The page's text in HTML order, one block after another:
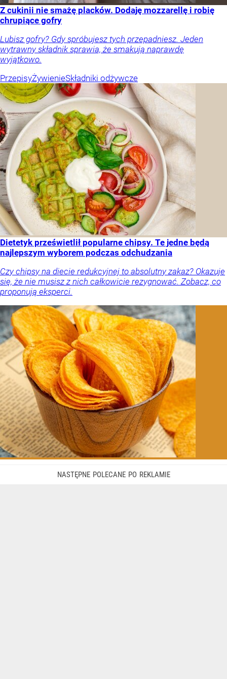
Z cukinii nie smażę placków. Dodaję mozzarellę i robię
chrupiące gofry
Lubisz gofry? Gdy spróbujesz tych przepadniesz. Jeden
wytrawny składnik sprawia, że smakują naprawdę
wyjątkowo.
PrzepisyŻywienieSkładniki odżywcze
Dietetyk prześwietlił popularne chipsy. Te jedne będą
najlepszym wyborem podczas odchudzania
Czy chipsy na diecie redukcyjnej to absolutny zakaz? Okazuje
się, że nie musisz z nich całkowicie rezygnować. Zobacz, co
proponują eksperci.